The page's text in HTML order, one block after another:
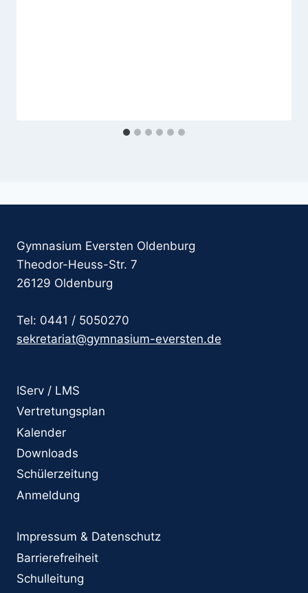
Gymnasium Eversten Oldenburg
Theodor-Heuss-Str. 7
26129 Oldenburg
Tel: 0441 / 5050270
sekretariat@gymnasium-eversten.de
IServ / LMS
Vertretungsplan
Kalender
Downloads
Schülerzeitung
Anmeldung
Impressum & Datenschutz
Barrierefreiheit
Schulleitung